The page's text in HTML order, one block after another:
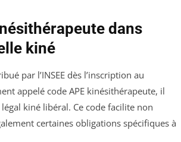
dans
kiné
par l’INSEE dès l’inscription au
appelé code APE kinésithérapeute, il
kiné libéral. Ce code facilite non
certaines obligations spécifiques à